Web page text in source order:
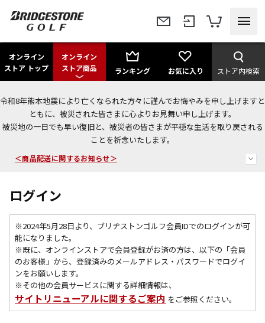
オンライン
ストア トップ
オンライン
ストア商品
ランキング お気に入り ストア内検索
令和8年熊本地震により亡くなられた方々に謹んでお悔やみを申し上げますと
ともに、被災された皆さまに心よりお見舞い申し上げます。
被災地の一日でも早い復旧と、被災者の皆さまが平穏な生活を取り戻される
ことを祈念いたします。
今なら新規会員登録で1,000円OFFクーポンプレゼント！
ログイン
※2024年5月28日より、ブリヂストンゴルフ会員IDでのログインが可
能になりました。
※既に、 オンラインストアで会員登録がお済の方は、以下の「会員
のお客様」から、登録済みのメールアドレス・パスワードでログイ
ンをお願いします。
※その他の会員サービスに関する詳細情報は、
サイトリニューアルに関するご案内 をご参照ください。